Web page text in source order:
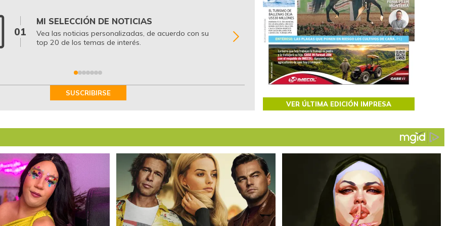
01
MI SELECCIÓN DE NOTICIAS
Vea las noticias personalizadas, de acuerdo con su
top 20 de los temas de interés.
02
BITÁCORA EMPRESARIAL 10.000 LR
Recopilación clasificada por sectores
regiones del comportamiento general y
de las 10.000 primeras empresas en ventas
Colombia.
SUSCRIBIRSE
VER ÚLTIMA EDICIÓN IMPRESA